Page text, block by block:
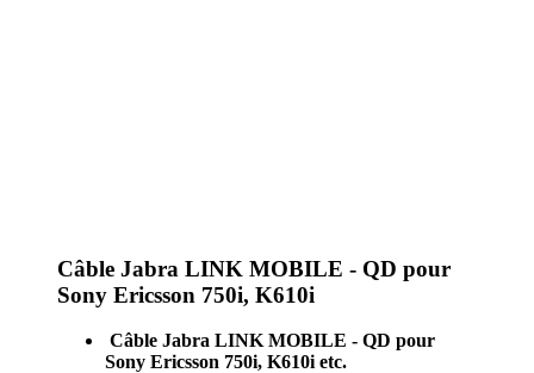
Câble Jabra LINK MOBILE - QD pour
Sony Ericsson 750i, K610i
Câble Jabra LINK MOBILE - QD pour
Sony Ericsson 750i, K610i etc.